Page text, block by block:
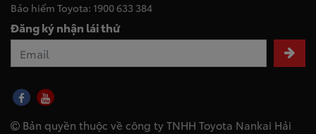
Bảo hiểm Toyota: 1900 633 384
Đăng ký nhận lái thử
Bản quyền thuộc về công ty TNHH Toyota Nankai Hải